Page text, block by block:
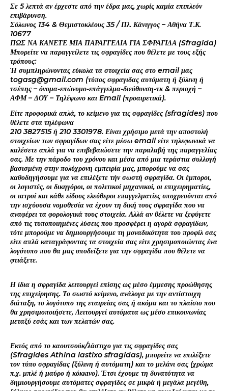
Σε 5 λεπτά αν έρχεστε από την έδρα μας, χωρίς καμία επιπλεόν
επιβάρυνση.
Σόλωνος 134 & Θεμιστοκλέους 35 / Πλ. Κάνιγγος – Αθήνα Τ.Κ.
10677
ΠΩΣ ΝΑ ΚΑΝΕΤΕ ΜΙΑ ΠΑΡΑΓΓΕΛΙΑ ΓΙΑ ΣΦΡΑΓΙΔΑ (Sfragida)
Μπορείτε να παραγγείλετε τις σφραγίδες που θέλετε με τους εξής
τρόπους:
Ή συμπληρώνοντας εύκολα τα στοιχεία σας στο email μας
togasg@gmail.com (τύπος σφραγιδας αυτόματη ή ξύλινη ή
τσέπης – όνομα-επώνυμο-επάγγελμα-διεύθυνση-τκ & περιοχή –
ΑΦΜ – ΔΟΥ – Τηλέφωνο και Email (προαιρετικά).
Είτε προφορικά απλά, το κείμενο για τις σφραγίδες (sfragides) που
θέλετε στα τηλέφωνα
210 3827515 ή 210 3301978. Είναι χρήσιμο μετά την αποστολή
στοιχείων των σφραγίδων σας είτε μέσω email είτε τηλεφωνικά να
καλέσετε απλά για να επιβεβαιώσετε την παραλαβή της παραγγελίας
σας. Με την πάροδο του χρόνου και μέσα από μια τεράστια συλλογή
βασισμένη στην πολύχρονη εμπειρία μας, μπορούμε να σας
καθοδηγήσουμε για να επιλέξετε τήν σωστή σφραγίδα. Οι έμποροι,
οι λογιστές, οι δικηγόροι, οι πολιτικοί μηχανικοί, οι επιχειρηματίες,
οι ιατροί και κάθε είδους ελεύθεροι επαγγελματίες υποχρεούνται από
την ισχύουσα νομοθεσία να έχουν τη δική τους σφραγίδα που να
αναφέρει τα φορολογικά τους στοιχεία. Αλλά αν θέλετε να ξεφύγετε
από τις τυποποιημένες λύσεις που προσφέρει η αγορά σφραγίδων,
τότε μπορούμε να δημιουργήσουμε τη μοναδικότητα του προφίλ σας
είτε απλά καταγράφοντας τα στοιχεία σας είτε χρησιμοποιώντας ένα
λογότυπο που θα μας υποδείξετε για την σφραγίδα που θέλετε να
φτιάξετε.
Η ίδια η σφραγίδα λειτουργεί επίσης ως μέσο έμμεσης προώθησης
της επιχείρησης. Το σωστό κείμενο, ανάλογα με την αντίστοιχη
διάταξη, το λογότυπο της εταιρείας σας ή ακόμα και το πλαίσιο που
θα χρησιμοποιήσετε, Λειτουργεί αυτόματα ως μέσο επικοινωνίας
μεταξύ εσάς και των πελατών σας.
Εκτός από το καουτσούκ/λάστιχο για τις σφραγίδες σας
(Sfragides Athina lastixo sfragidas), μπορείτε να επιλέξετε
τον τύπο σφραγίδας (ξύλινη ή αυτόματη) και το μελάνι σας (χρώμα
π.χ. μπλέ ή μαύρο ή κόκκινο). Έτσι έχουμε τη δυνατότητα να
δημιουργήσουμε αυτόματες σφραγίδες σε μικρά ή μεγάλα μεγέθη,